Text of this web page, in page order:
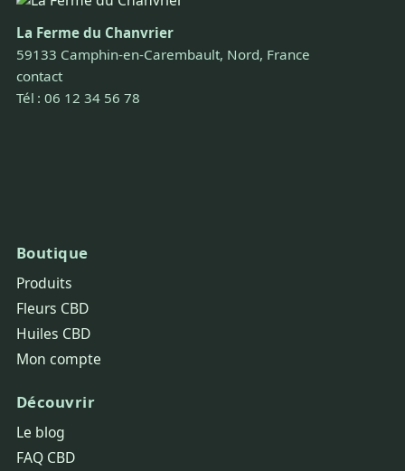
La Ferme du Chanvrier
59133 Camphin-en-Carembault, Nord, France
contact
Tél : 06 12 34 56 78
Boutique
Produits
Fleurs CBD
Huiles CBD
Mon compte
Découvrir
Le blog
FAQ CBD